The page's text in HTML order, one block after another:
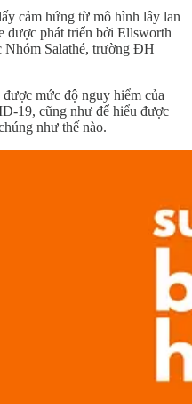
cảm hứng từ mô hình lây lan
được phát triển bởi Ellsworth
Nhóm Salathé, trường ĐH
mức độ nguy hiểm của
19, cũng như để hiểu được
như thế nào.